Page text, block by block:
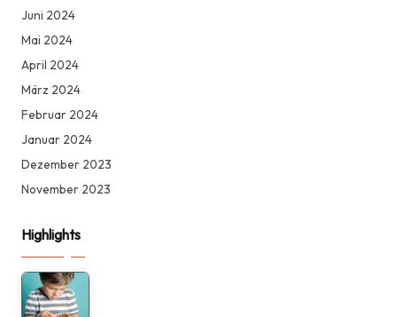
Juni 2024
Mai 2024
April 2024
März 2024
Februar 2024
Januar 2024
Dezember 2023
November 2023
Highlights